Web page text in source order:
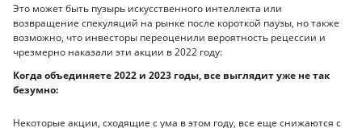
Это может быть пузырь искусственного интеллекта или
возвращение спекуляций на рынке после короткой паузы, но также
возможно, что инвесторы переоценили вероятность рецессии и
чрезмерно наказали эти акции в 2022 году:
Когда объединяете 2022 и 2023 годы, все выглядит уже не так
безумно:
Некоторые акции, сходящие с ума в этом году, все еще снижаются с